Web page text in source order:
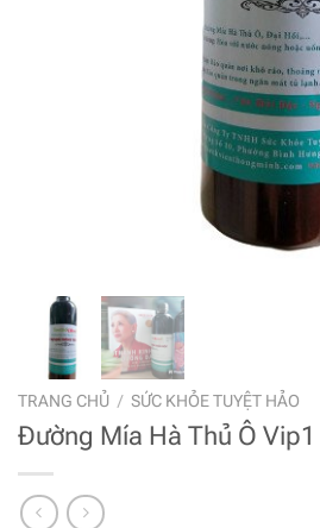
TRANG CHỦ / SỨC KHỎE TUYỆT HẢO
Đường Mía Hà Thủ Ô